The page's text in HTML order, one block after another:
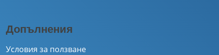
Допълнения
Условия за ползване